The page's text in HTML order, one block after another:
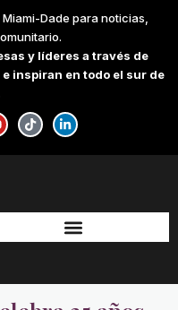
Dade para noticias,
y líderes a través de
inspiran en todo el sur de
T
i
k
t
L
i
n
k
-
i
n